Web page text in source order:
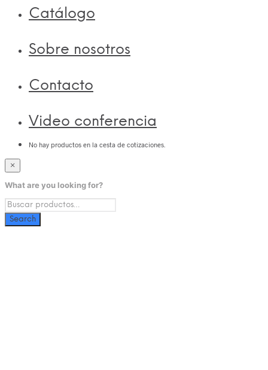
Catálogo
Sobre nosotros
Contacto
Video conferencia
No hay productos en la cesta de cotizaciones.
×
What are you looking for?